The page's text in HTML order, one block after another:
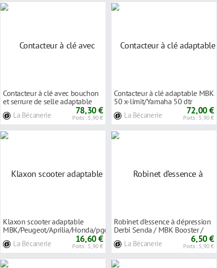
Contacteur à clé avec bouchon
et serrure de selle adaptable
La Bécanerie 78,30 €
Ports : 5,90 €
Contacteur à clé adaptable MBK
50 x-limit/Yamaha 50 dtr
La Bécanerie 72,00 €
Ports : 5,90 €
Klaxon scooter adaptable
MBK/Peugeot/Aprilia/Honda/pgo
La Bécanerie 16,60 €
Ports : 5,90 €
Robinet d’essence à dépression
Derbi Senda / MBK Booster /
La Bécanerie 6,50 €
Ports : 5,90 €